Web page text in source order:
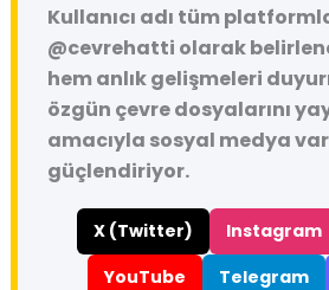
Kullanıcı adı tüm
@cevrehatti olarak
hem anlık gelişmeleri
özgün çevre dosyalarını
amacıyla sosyal medya
güçlendiriyor.
X (Twitter) Instagram
YouTube
Telegram